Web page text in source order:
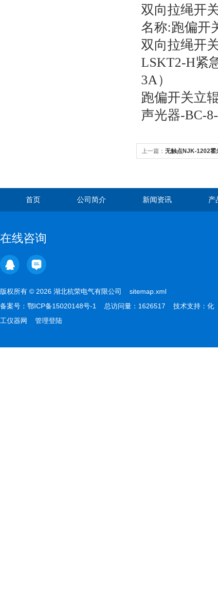
双向拉绳开
名称:跑偏开
双向拉绳开
LSKT2-H紧
3A）
跑偏开关立
声光器-BC-
上一篇： 无触点NJK-1202霍
首页 公司简介 新闻资讯 产
在线咨询
版权所有 © 2026 湖北杭荣电气有限公司 sitemap.xml
备案号： 鄂ICP备15020148号-1 总访问量：1626517 技术支持： 化
工仪器网
管理登陆